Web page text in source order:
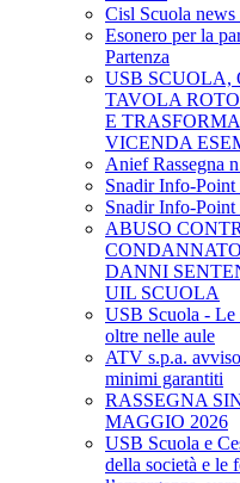
Cisl Scuola
Esonero per la
Partenza
USB SCUOLA,
TAVOLA
E
VICENDA
Anief Rassegna
Snadir Info-Point
Snadir Info-Point
ABUSO
DANNI
UIL SCUOLA
USB Scuola - Le
oltre nelle aule
ATV s.p.a.
minimi garantiti
RASSEGNA
MAGGIO 2026
USB Scuola e
della società e le